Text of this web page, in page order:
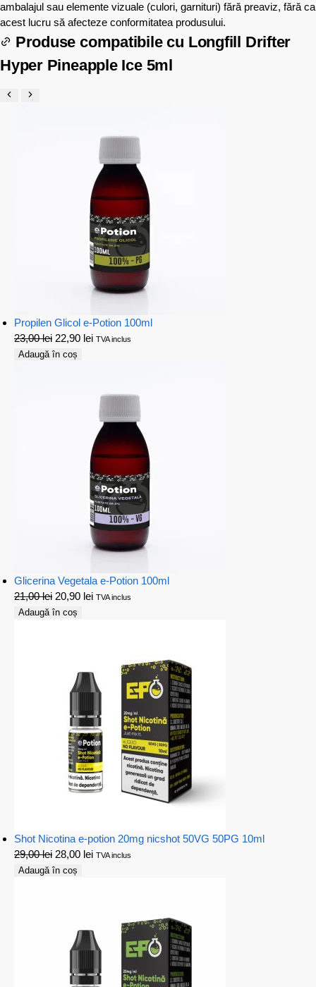
ambalajul sau elemente vizuale (culori, garnituri) fără preaviz, fără ca
acest lucru să afecteze conformitatea produsului.
Produse compatibile cu Longfill Drifter
Hyper Pineapple Ice 5ml
Propilen Glicol e-Potion 100ml
23,00lei 22,90 lei TVA inclus
Adaugă în coș
Glicerina Vegetala e-Potion 100ml
21,00lei 20,90 lei TVA inclus
Adaugă în coș
Shot Nicotina e-potion 20mg nicshot 50VG 50PG 10ml
29,00lei 28,00 lei TVA inclus
Adaugă în coș